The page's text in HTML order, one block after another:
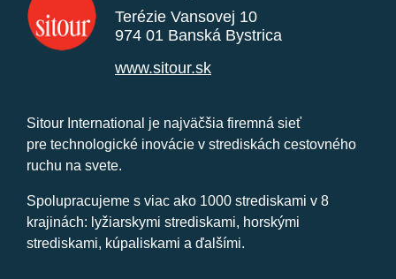
Terézie Vansovej 10
974 01 Banská Bystrica
www.sitour.sk
Sitour International je najväčšia firemná sieť
pre technologické inovácie v strediskách cestovného
ruchu na svete.
Spolupracujeme s viac ako 1000 strediskami v 8
krajinách: lyžiarskymi strediskami, horskými
strediskami, kúpaliskami a ďalšími.